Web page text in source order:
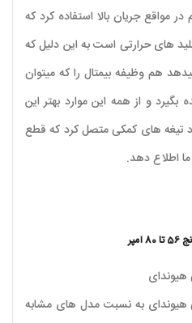
جریان بالا استفاده کرد که
های حرارتی است به این دلیل که
هم وظیفه بیمتال را که میتوان
و از همه این موارد بهتر این
تیغه های کمکی متصل کرد که قطع
اطلاع دهد.
هیوندای به نسبت مدل های مشابه